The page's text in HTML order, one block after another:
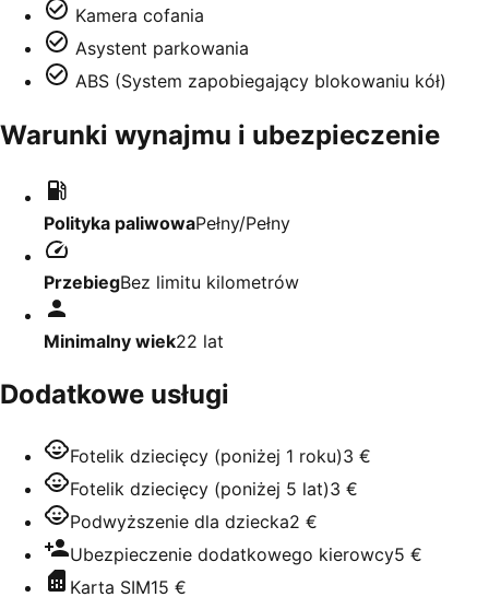
Kamera cofania
Asystent parkowania
ABS (System zapobiegający blokowaniu kół)
Warunki wynajmu i ubezpieczenie
Polityka paliwowaPełny/Pełny
PrzebiegBez limitu kilometrów
Minimalny wiek22 lat
Dodatkowe usługi
Fotelik dziecięcy (poniżej 1 roku)3 €
Fotelik dziecięcy (poniżej 5 lat)3 €
Podwyższenie dla dziecka2 €
Ubezpieczenie dodatkowego kierowcy5 €
Karta SIM15 €